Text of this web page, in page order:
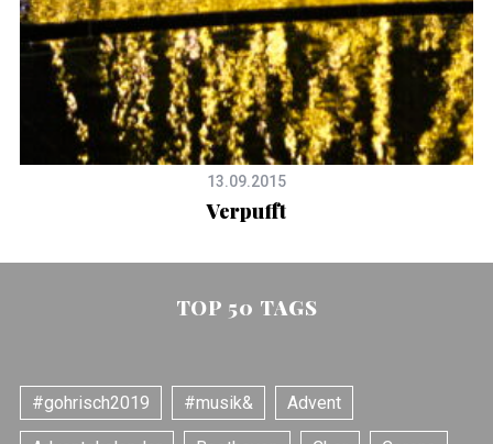
13.09.2015
Verpufft
TOP 50 TAGS
#gohrisch2019 #musik& Advent